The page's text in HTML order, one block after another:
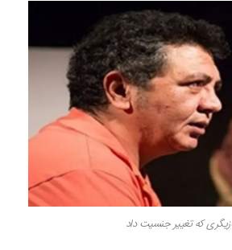
که تغییر جنسیت داد